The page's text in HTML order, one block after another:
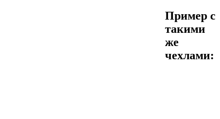
Пример с
такими
же
чехлами: